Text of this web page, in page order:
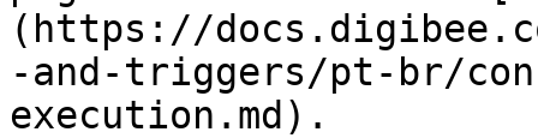
(https://
-and-triggers/pt-br/
execution.md).